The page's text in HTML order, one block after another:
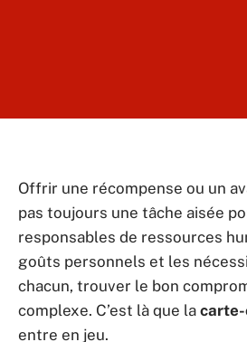
Offrir une récompense ou un
pas toujours une tâche aisée
responsables de ressources
goûts personnels et les
chacun, trouver le bon
complexe. C’est là que la carte-
entre en jeu.